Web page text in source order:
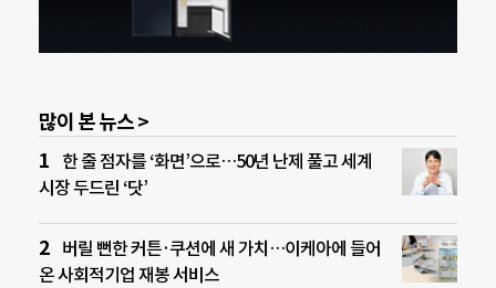
많이 본 뉴스 >
한 줄 점자를 ‘화면’으로…50년 난제 풀고 세계
시장 두드린 ‘닷’
버릴 뻔한 커튼·쿠션에 새 가치…이케아에 들어
온 사회적기업 재봉 서비스